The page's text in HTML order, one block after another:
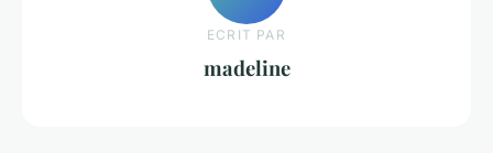
ECRIT PAR
madeline